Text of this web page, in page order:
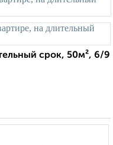
срок, 50м², 6/9